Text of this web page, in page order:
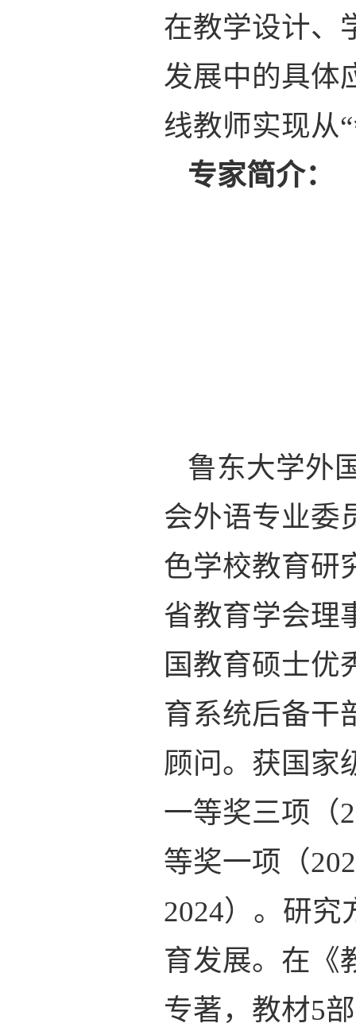
在教学设计、
发展中的具体
线教师实现从
专家简介：
鲁东大学外
会外语专业委
色学校教育研
省教育学会理
国教育硕士优
育系统后备干
顾问。获国家
一等奖三项（
等奖一项（
2024）。研
育发展。在《
专著，教材5